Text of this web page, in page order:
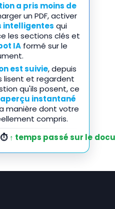
a pris moins de
un PDF, activer
intelligentes qui
les sections clés et
IAformé sur le
est suivie, depuis
lisent et regardent
qu'ils posent, ce
instantané
manière dont votre
compris.
⏱️ ↑ temps passé sur le